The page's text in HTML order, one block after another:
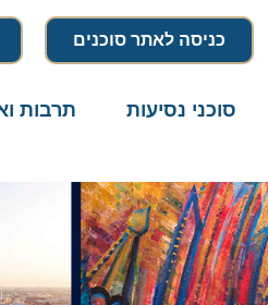
כניסה לאתר סוכנים
סוכני נסיעות תרבות ואוכל